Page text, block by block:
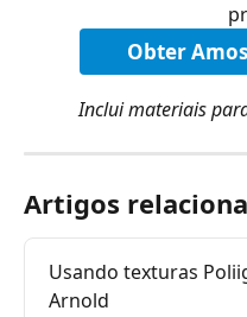
Obter
Inclui materiais
Artigos
Usando texturas
Arnold